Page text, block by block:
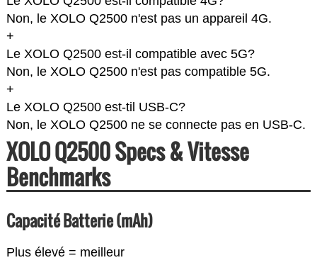
Non, le XOLO Q2500 n'est pas un appareil 4G.
+
Le XOLO Q2500 est-il compatible avec 5G?
Non, le XOLO Q2500 n'est pas compatible 5G.
+
Le XOLO Q2500 est-til USB-C?
Non, le XOLO Q2500 ne se connecte pas en USB-C.
XOLO Q2500 Specs & Vitesse
Benchmarks
Capacité Batterie (mAh)
Plus élevé = meilleur